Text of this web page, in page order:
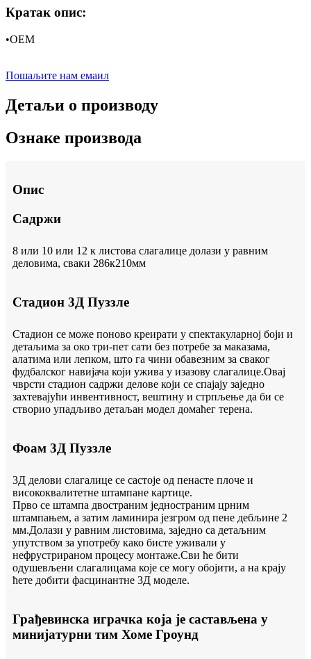
Кратак опис:
•ОЕМ
Пошаљите нам емаил
Детаљи о производу
Ознаке производа
Опис
Садржи
8 или 10 или 12 к листова слагалице долази у равним
деловима, сваки 286к210мм
Стадион 3Д Пуззле
Стадион се може поново креирати у спектакуларној боји и
детаљима за око три-пет сати без потребе за маказама,
алатима или лепком, што га чини обавезним за сваког
фудбалског навијача који ужива у изазову слагалице.Овај
чврсти стадион садржи делове који се спајају заједно
захтевајући инвентивност, вештину и стрпљење да би се
створио упадљиво детаљан модел домаћег терена.
Фоам 3Д Пуззле
3Д делови слагалице се састоје од пенасте плоче и
висококвалитетне штампане картице.
Прво се штампа двостраним једностраним црним
штампањем, а затим ламинира језгром од пене дебљине 2
мм.Долази у равним листовима, заједно са детаљним
упутством за употребу како бисте уживали у
нефрустрираном процесу монтаже.Сви ће бити
одушевљени слагалицама које се могу обојити, а на крају
ћете добити фасцинантне 3Д моделе.
Грађевинска играчка која је састављена у
минијатурни тим Хоме Гроунд